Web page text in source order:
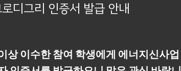
디그리 인증서 발급 안내
상 이수한 참여 학생에게 에너지신사업